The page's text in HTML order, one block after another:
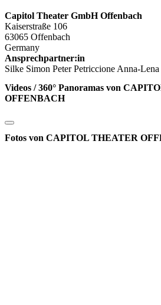
Capitol Theater GmbH Offenbach
Kaiserstraße 106
63065 Offenbach
Germany
Ansprechpartner:in
Silke Simon Peter Petriccione Anna-
Videos / 360° Panoramas von
OFFENBACH
Fotos von CAPITOL THEATER